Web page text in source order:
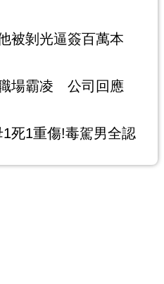
被剝光逼簽百萬本
場霸凌 公司回應
死1重傷!毒駕男全認